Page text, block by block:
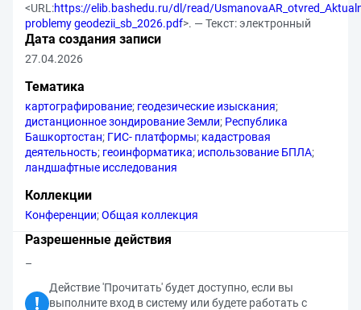
<URL:https://elib.bashedu.ru/dl/read/
problemy geodezii_sb_2026.pdf>. — Текст: электронный
Дата создания записи
27.04.2026
Тематика
картографирование; геодезические изыскания;
дистанционное зондирование Земли; Республика
Башкортостан; ГИС- платформы; кадастровая
деятельность; геоинформатика; использование БПЛА;
ландшафтные исследования
Коллекции
Конференции;Общая коллекция
Разрешенные действия
–
Действие 'Прочитать' будет доступно, если вы
выполните вход в систему или будете работать с